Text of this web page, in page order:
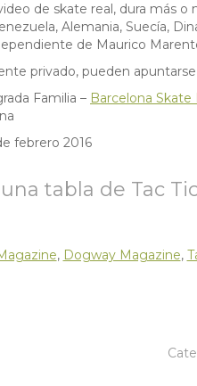
de skate real, dura más
Alemania, Suecía,
de Maurico
privado, pueden
Familia – Barcelona Skate
febrero 2016
tabla de Tac
, Dogway Magazine,